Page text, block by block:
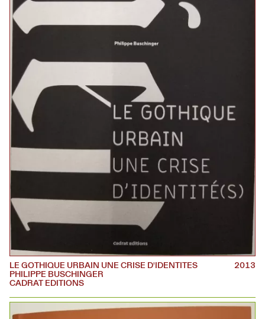
LE GOTHIQUE URBAIN UNE CRISE D'IDENTITES
PHILIPPE BUSCHINGER
CADRAT EDITIONS
2013